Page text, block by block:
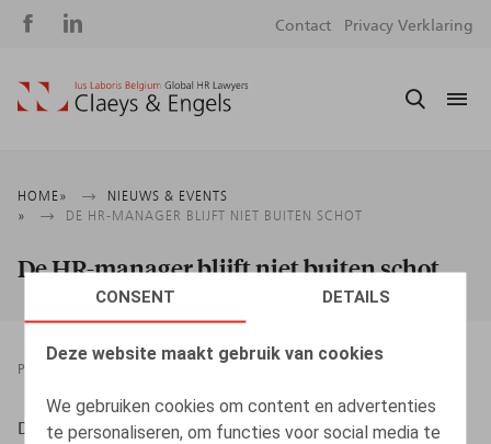
CONSENT DETAILS
Deze website maakt gebruik van cookies
We gebruiken cookies om content en advertenties
te personaliseren, om functies voor social media te
Social
Contact Privacy Verklaring
Kruimelpad
HOME
NIEUWS & EVENTS
DE HR-MANAGER BLIJFT NIET BUITEN SCHOT
De HR-manager blijft niet buiten schot
PRESSROOM
De Backer, D., Adriaens, B., HR.square nr 68, avril 2009,